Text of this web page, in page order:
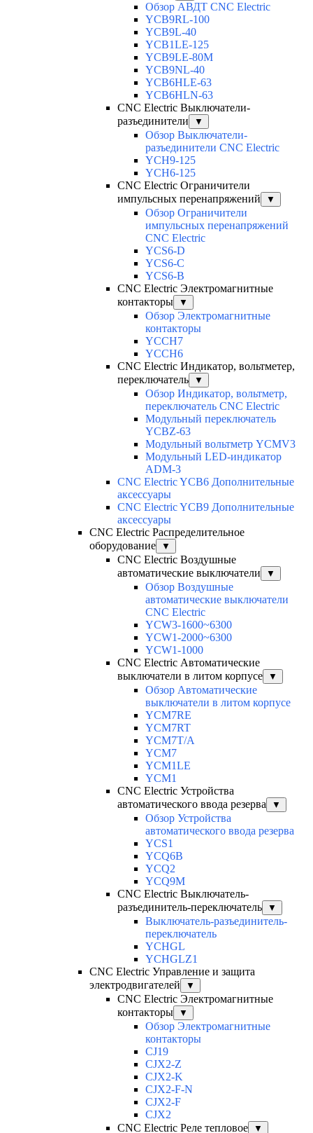
Обзор АВДТ CNC Electric
YCB9RL-100
YCB9L-40
YCB1LE-125
YCB9LE-80M
YCB9NL-40
YCB6HLE-63
YCB6HLN-63
CNC Electric Выключатели-
разъединители
▼
Обзор Выключатели-
разъединители CNC Electric
YCH9-125
YCH6-125
CNC Electric Ограничители
импульсных перенапряжений
▼
Обзор Ограничители
импульсных перенапряжений
CNC Electric
YCS6-D
YCS6-C
YCS6-B
CNC Electric Электромагнитные
контакторы
▼
Обзор Электромагнитные
контакторы
YCCH7
YCCH6
CNC Electric Индикатор, вольтметер,
переключатель
▼
Обзор Индикатор, вольтметр,
переключатель CNC Electric
Модульный переключатель
YCBZ-63
Модульный вольтметр YCMV3
Модульный LED-индикатор
ADM-3
CNC Electric YCB6 Дополнительные
аксессуары
CNC Electric YCB9 Дополнительные
аксессуары
CNC Electric Распределительное
оборудование
▼
CNC Electric Воздушные
автоматические выключатели
▼
Обзор Воздушные
автоматические выключатели
CNC Electric
YCW3-1600~6300
YCW1-2000~6300
YCW1-1000
CNC Electric Автоматические
выключатели в литом корпусе
▼
Обзор Автоматические
выключатели в литом корпусе
YCM7RE
YCM7RT
YCM7T/A
YCM7
YCM1LE
YCM1
CNC Electric Устройства
автоматического ввода резерва
▼
Обзор Устройства
автоматического ввода резерва
YCS1
YCQ6B
YCQ2
YCQ9M
CNC Electric Выключатель-
разъединитель-переключатель
▼
Выключатель-разъединитель-
переключатель
YCHGL
YCHGLZ1
CNC Electric Управление и защита
электродвигателей
▼
CNC Electric Электромагнитные
контакторы
▼
Обзор Электромагнитные
контакторы
CJ19
CJX2-Z
CJX2-K
CJX2-F-N
CJX2-F
CJX2
CNC Electric Реле тепловое
▼